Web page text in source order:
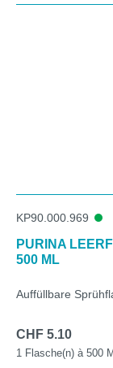
KP90.000.969
PURINA
500 ML
Auffüllbare
CHF 5.10
1 Flasche(n) à 500